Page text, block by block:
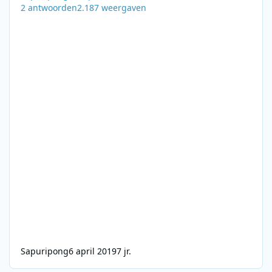
2 antwoorden2.187 weergaven
Sapuripong6 april 20197 jr.